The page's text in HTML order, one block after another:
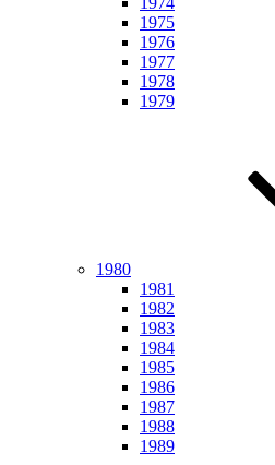
1975
1976
1977
1978
1979
1980
1981
1982
1983
1984
1985
1986
1987
1988
1989